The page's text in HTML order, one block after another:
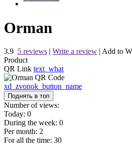
Orman
3.9 5 reviews | Write a review | Add to
Product
QR Link text_what
xd_zvonok_button_name
Поднять в топ
Number of views:
Today: 0
During the week: 0
Per month: 2
For all the time: 30